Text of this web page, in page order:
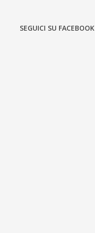
SEGUICI SU FACEBOOK